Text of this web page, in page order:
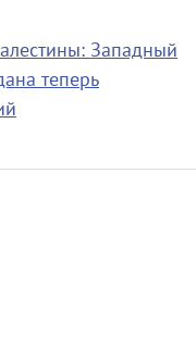
Западный
теперь